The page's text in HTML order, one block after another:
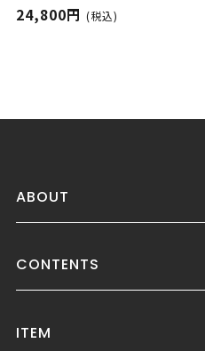
24,800円 (税込)
ABOUT
CONTENTS
ITEM